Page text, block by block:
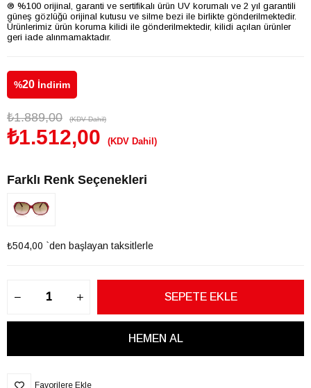
® %100 orijinal, garanti ve sertifikalı ürün UV korumalı ve 2 yıl garantili
güneş gözlüğü orijinal kutusu ve silme bezi ile birlikte gönderilmektedir.
Ürünlerimiz ürün koruma kilidi ile gönderilmektedir, kilidi açılan ürünler
geri iade alınmamaktadır.
%20 İndirim
₺1.889,00 (KDV Dahil)
₺1.512,00 (KDV Dahil)
Farklı Renk Seçenekleri
₺504,00 `den başlayan taksitlerle
Favorilere Ekle